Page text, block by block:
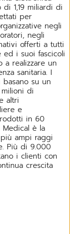
1,19 miliardi di
per
negli
negli
offerti a tutti
ed i suoi fascicoli
a realizzare un
sanitaria. I
su un
di
altri
e
in 60
è la
ampi raggi
Più di 9.000
i clienti con
crescita